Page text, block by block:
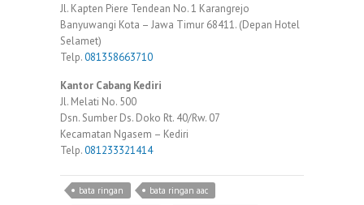
Jl. Kapten Piere Tendean No. 1 Karangrejo
Banyuwangi Kota – Jawa Timur 68411. (Depan Hotel
Selamet)
Telp.081358663710
Kantor Cabang Kediri
Jl. Melati No. 500
Dsn. Sumber Ds. Doko Rt. 40/Rw. 07
Kecamatan Ngasem – Kediri
Telp.081233321414
bata ringan
bata ringan aac